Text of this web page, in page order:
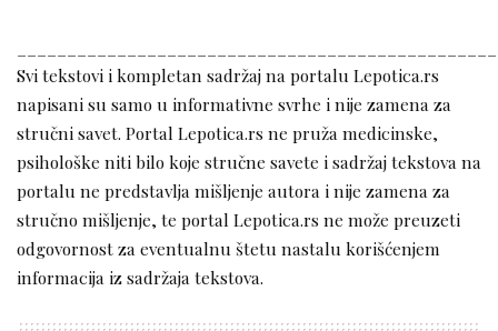
Svi tekstovi i kompletan sadržaj na portalu Lepotica.rs
napisani su samo u informativne svrhe i nije zamena za
stručni savet. Portal Lepotica.rs ne pruža medicinske,
psihološke niti bilo koje stručne savete i sadržaj tekstova na
portalu ne predstavlja mišljenje autora i nije zamena za
stručno mišljenje, te portal Lepotica.rs ne može preuzeti
odgovornost za eventualnu štetu nastalu korišćenjem
informacija iz sadržaja tekstova.